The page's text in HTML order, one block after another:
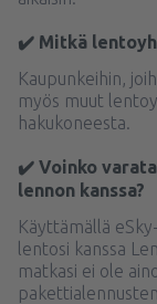
✔️ Mitkä
Kaupunkeihin,
myös muut
hakukoneesta.
✔️ Voinko
lennon kanssa?
Käyttämällä
lentosi kanssa
matkasi ei ole